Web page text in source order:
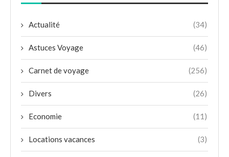
Actualité (34)
Astuces Voyage (46)
Carnet de voyage (256)
Divers (26)
Economie (11)
Locations vacances (3)